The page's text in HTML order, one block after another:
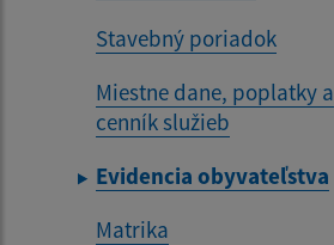
Stavebný poriadok
Miestne dane, poplatky a
cenník služieb
Evidencia obyvateľstva
Matrika